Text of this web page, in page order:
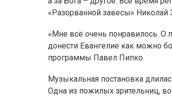
«Разорванной завесы» Николай
«Мне всё очень понравилось. О
донести Евангелие как можно
программы Павел Пипко.
Музыкальная постановка
Одна из пожилых зрительниц,